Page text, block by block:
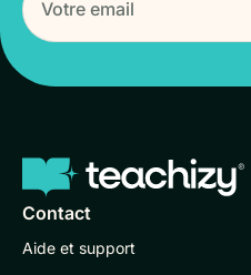
Contact
Aide et support